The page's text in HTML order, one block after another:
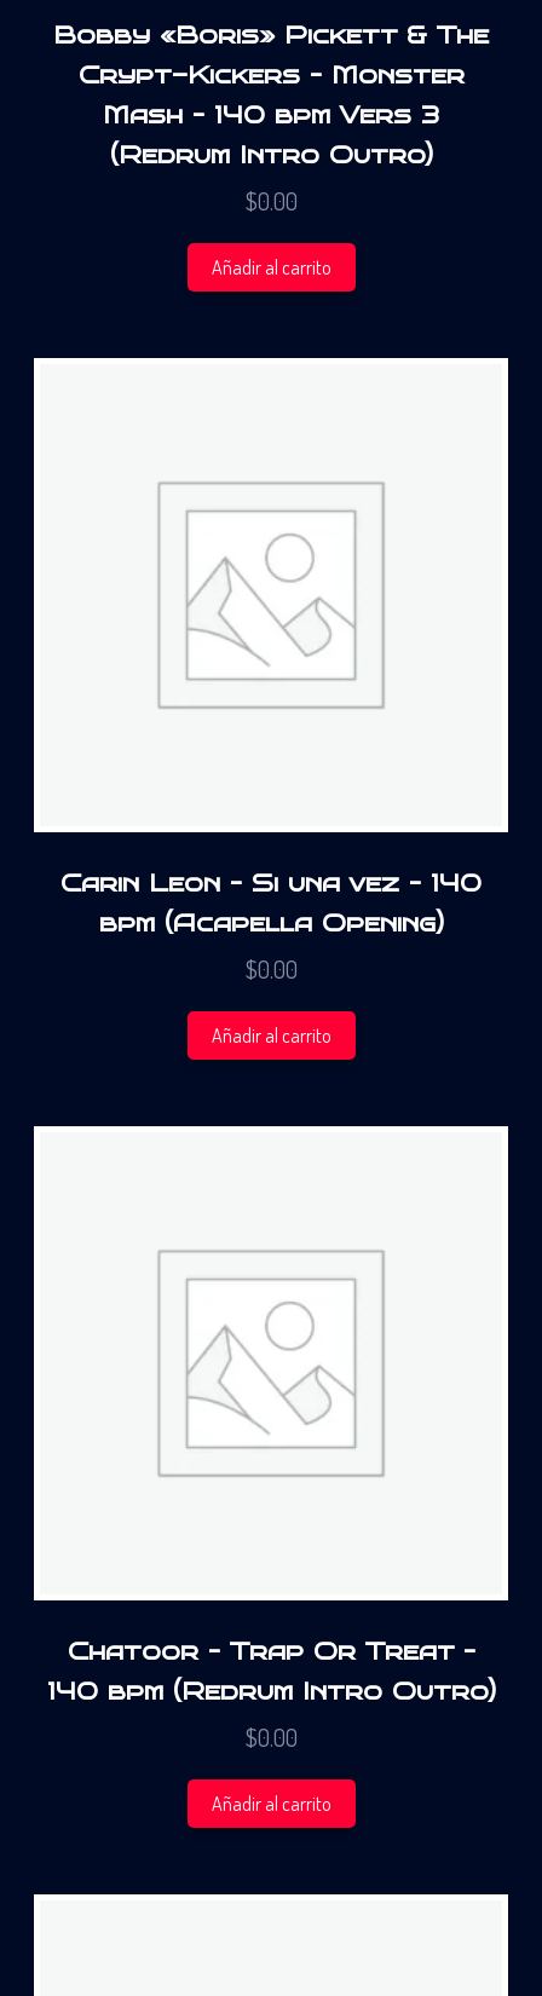
Bobby «Boris» Pickett & The
Crypt-Kickers – Monster
Mash – 140 bpm Vers 3
(Redrum Intro Outro)
$0.00
Añadir al carrito
Carin Leon – Si una vez – 140
bpm (Acapella Opening)
$0.00
Añadir al carrito
Chatoor – Trap Or Treat –
140 bpm (Redrum Intro Outro)
$0.00
Añadir al carrito